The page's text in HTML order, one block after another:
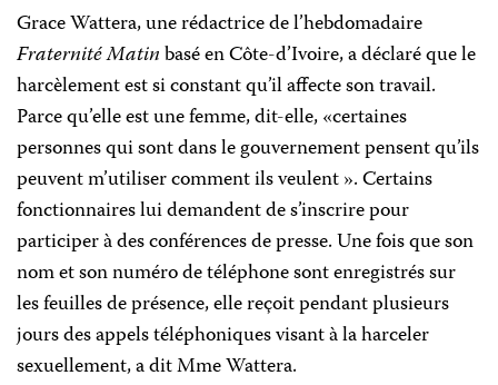
Grace Wattera, une rédactrice de l’hebdomadaire
Fraternité Matinbasé en Côte-d’Ivoire, a déclaré que le
harcèlement est si constant qu’il affecte son travail.
Parce qu’elle est une femme, dit-elle, «certaines
personnes qui sont dans le gouvernement pensent qu’ils
peuvent m’utiliser comment ils veulent ». Certains
fonctionnaires lui demandent de s’inscrire pour
participer à des conférences de presse. Une fois que son
nom et son numéro de téléphone sont enregistrés sur
les feuilles de présence, elle reçoit pendant plusieurs
jours des appels téléphoniques visant à la harceler
sexuellement, a dit Mme Wattera.